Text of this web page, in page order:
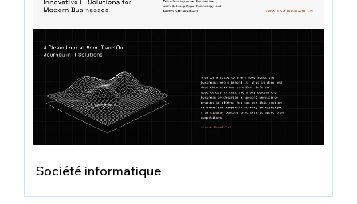
Société informatique